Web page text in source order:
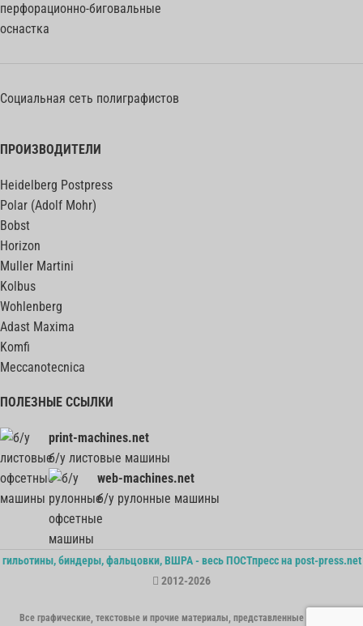
перфорационно-биговальные
оснастка
Социальная сеть полиграфистов
ПРОИЗВОДИТЕЛИ
Heidelberg Postpress
Polar (Adolf Mohr)
Bobst
Horizon
Muller Martini
Kolbus
Wohlenberg
Adast Maxima
Komfi
Meccanotecnica
ПОЛЕЗНЫЕ ССЫЛКИ
print-machines.net
б/у листовые машины
web-machines.net
б/у рулонные машины
гильотины, биндеры, фальцовки, ВШРА - весь ПОСТпресс на post-press.net
2012-2026
Все графические, текстовые и прочие материалы, представленные на сайте,